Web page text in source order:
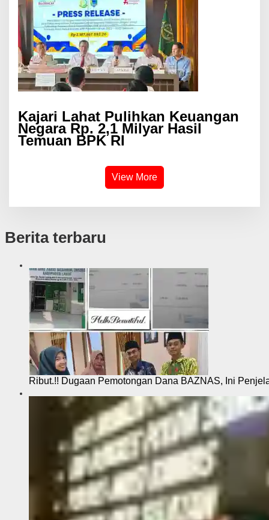
Kajari Lahat Pulihkan Keuangan
Negara Rp. 2,1 Milyar Hasil
Temuan BPK RI
View More
Berita terbaru
Ribut.!! Dugaan Pemotongan Dana BAZNAS, Ini